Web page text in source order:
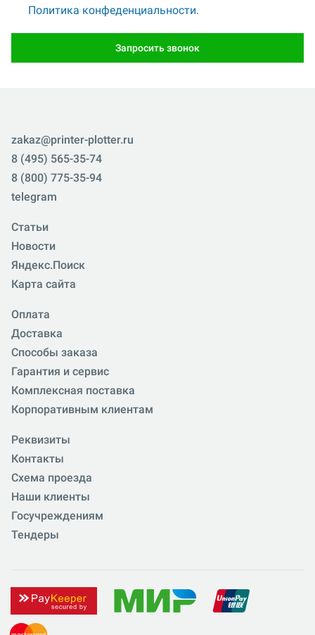
Политика конфеденциальности.
Запросить звонок
zakaz@printer-plotter.ru
8 (495) 565-35-74
8 (800) 775-35-94
telegram
Статьи
Новости
Яндекс.Поиск
Карта сайта
Оплата
Доставка
Способы заказа
Гарантия и сервис
Комплексная поставка
Корпоративным клиентам
Реквизиты
Контакты
Схема проезда
Наши клиенты
Госучреждениям
Тендеры